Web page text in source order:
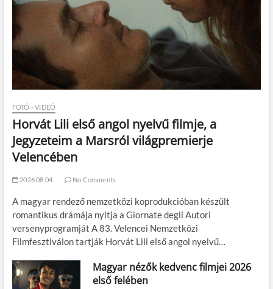
FOTÓ - VIDEÓ
Horvát Lili első angol nyelvű filmje, a
Jegyzeteim a Marsról világpremierje
Velencében
2026.08.04. No Comments
A magyar rendező nemzetközi koprodukcióban készült
romantikus drámája nyitja a Giornate degli Autori
versenyprogramját A 83. Velencei Nemzetközi
Filmfesztiválon tartják Horvát Lili első angol nyelvű…
Magyar nézők kedvenc filmjei 2026
első felében